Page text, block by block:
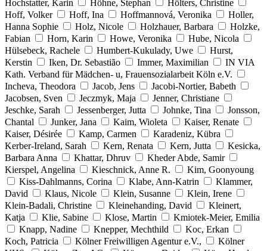
Hochstatter, Karin
Höhne, Stephan
Hölters, Christine
Hoff, Volker
Hoff, Ina Hoffmannová, Veronika
Holler,
Hanna Sophie
Holz, Nicole Holzhauer, Barbara
Holzke,
Fabian
Horn, Karin Howe, Veronika
Hube, Nicola
Hülsebeck, Rachele
Humbert-Kukulady, Uwe
Hurst,
Kerstin
Iken, Dr. Sebastião Immer, Maximilian
IN VIA
Kath. Verband für Mädchen- u, Frauensozialarbeit Köln e.V.
Incheva, Theodora
Jacob, Jens
Jacobi-Nortier, Babeth
Jacobsen, Sven
Jeczmyk, Maja
Jenner, Christiane
Jeschke, Sarah
Jessenberger, Jutta Johnke, Tina
Jonsson,
Chantal
Junker, Jana Kaim, Wioleta
Kaiser, Renate
Kaiser, Désirée
Kamp, Carmen
Karadeniz, Kübra
Kerber-Ireland, Sarah
Kern, Renata Kern, Jutta
Kesicka,
Barbara Anna
Khattar, Dhruv
Kheder Abde, Samir
Kierspel, Angelina
Kieschnick, Anne R.
Kim, Goonyoung
Kiss-Dahlmanns, Corina
Klabe, Ann-Katrin
Klammer,
David
Klaus, Nicole Klein, Susanne
Klein, Irene
Klein-Badali, Christine
Kleinehanding, David
Kleinert,
Katja
Klie, Sabine Klose, Martin
Kmiotek-Meier, Emilia
Knapp, Nadine
Knepper, Mechthild
Koc, Erkan
Koch, Patricia
Kölner Freiwilligen Agentur e.V.,
Kölner